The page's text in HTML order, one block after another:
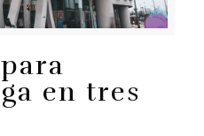
en tres